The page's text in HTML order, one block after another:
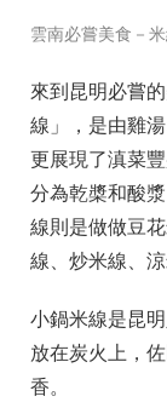
門美食街和和
米線
雲南必嘗美食－
來到昆明必嘗
更展現了滇菜
分為乾槳和酸
線則是做做豆